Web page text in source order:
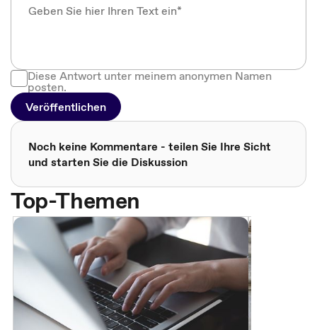
Diese Antwort unter meinem anonymen Namen
posten.
Veröffentlichen
Noch keine Kommentare - teilen Sie Ihre Sicht
und starten Sie die Diskussion
Top-Themen